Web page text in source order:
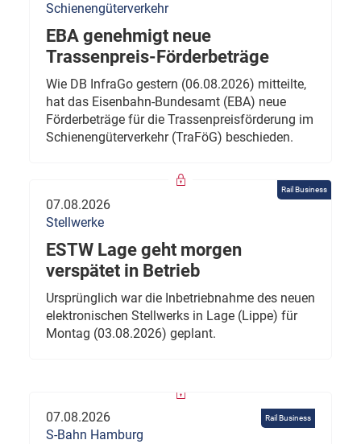
Schienengüterverkehr
EBA genehmigt neue
Trassenpreis-Förderbeträge
Wie DB InfraGo gestern (06.08.2026) mitteilte,
hat das Eisenbahn-Bundesamt (EBA) neue
Förderbeträge für die Trassenpreisförderung im
Schienengüterverkehr (TraFöG) beschieden.
Rail Business
07.08.2026
Stellwerke
ESTW Lage geht morgen
verspätet in Betrieb
Ursprünglich war die Inbetriebnahme des neuen
elektronischen Stellwerks in Lage (Lippe) für
Montag (03.08.2026) geplant.
Rail Business
07.08.2026
S-Bahn Hamburg